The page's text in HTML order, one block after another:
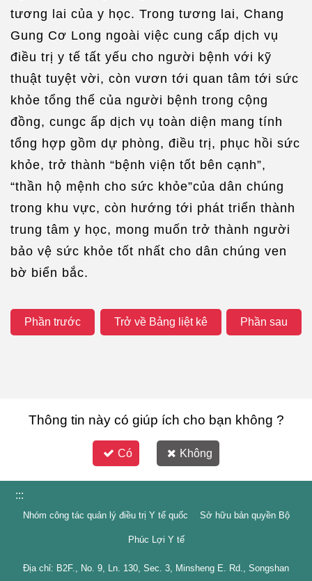
tương lai của y học. Trong tương lai, Chang
Gung Cơ Long ngoài việc cung cấp dịch vụ
điều trị y tế tất yếu cho người bệnh với kỹ
thuật tuyệt vời, còn vươn tới quan tâm tới sức
khỏe tổng thể của người bệnh trong cộng
đồng, cungc ấp dịch vụ toàn diện mang tính
tổng hợp gồm dự phòng, điều trị, phục hồi sức
khỏe, trở thành “bệnh viện tốt bên cạnh”,
“thần hộ mệnh cho sức khỏe”của dân chúng
trong khu vực, còn hướng tới phát triển thành
trung tâm y học, mong muốn trở thành người
bảo vệ sức khỏe tốt nhất cho dân chúng ven
bờ biển bắc.
Phần trước Trở về Bảng liệt kê Phần sau
Thông tin này có giúp ích cho bạn không ?
Có Không
:::
Nhóm công tác quản lý điều trị Y tế quốc Sở hữu bản quyền Bộ
Phúc Lợi Y tế
Địa chỉ: B2F., No. 9, Ln. 130, Sec. 3, Minsheng E. Rd., Songshan